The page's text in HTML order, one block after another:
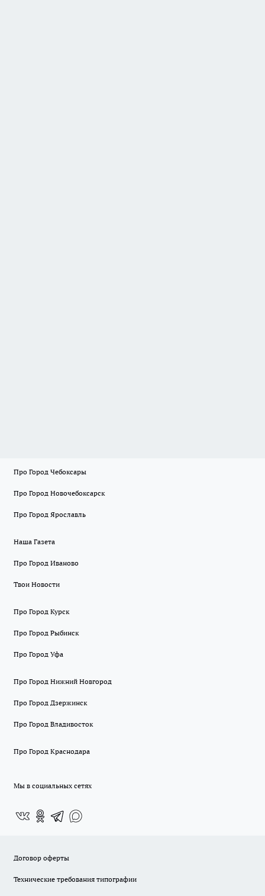
Про Город Чебоксары
Про Город Новочебоксарск
Про Город Ярославль
Наша Газета
Про Город Иваново
Твои Новости
Про Город Курск
Про Город Рыбинск
Про Город Уфа
Про Город Нижний Новгород
Про Город Дзержинск
Про Город Владивосток
Про Город Краснодара
Мы в социальных сетях
Договор оферты
Технические требования типографии